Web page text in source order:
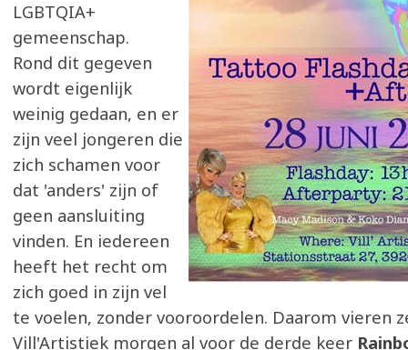
LGBTQIA+
gemeenschap.
Rond dit gegeven
wordt eigenlijk
weinig gedaan, en er
zijn veel jongeren die
zich schamen voor
dat 'anders' zijn of
geen aansluiting
vinden. En iedereen
heeft het recht om
zich goed in zijn vel
te voelen, zonder vooroordelen. Daarom vieren
Vill'Artistiek morgen al voor de derde keer